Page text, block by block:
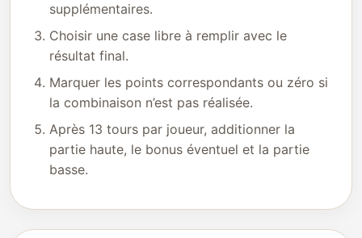
supplémentaires.
Choisir une case libre à remplir avec le
résultat final.
Marquer les points correspondants ou zéro si
la combinaison n’est pas réalisée.
Après 13 tours par joueur, additionner la
partie haute, le bonus éventuel et la partie
basse.